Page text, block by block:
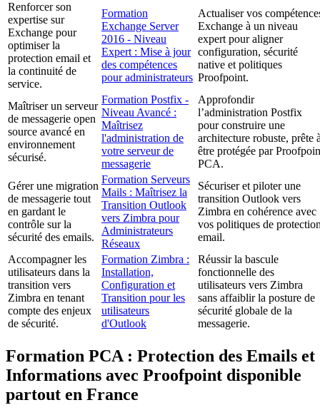
Renforcer son
expertise sur
Exchange pour
optimiser la
protection email et
la continuité de
service.
Formation
Exchange Server
2016 - Niveau
Expert : Mise à jour
des compétences
pour administrateurs
Actualiser vos
Exchange à un niveau
expert pour aligner
configuration, sécurité
native et politiques
Proofpoint.
Maîtriser un serveur
de messagerie open
source avancé en
environnement
sécurisé.
Formation Postfix -
Niveau Avancé :
Maîtrisez
l'administration de
votre serveur de
messagerie
Approfondir
l’administration Postfix
pour construire une
architecture robuste, prête
être protégée par
PCA.
Gérer une migration
de messagerie tout
en gardant le
contrôle sur la
sécurité des emails.
Formation Serveurs
Mails : Maîtrisez la
Transition Outlook
vers Zimbra pour
Administrateurs
Réseaux
Sécuriser et piloter une
transition Outlook vers
Zimbra en cohérence avec
vos politiques de
email.
Accompagner les
utilisateurs dans la
transition vers
Zimbra en tenant
compte des enjeux
de sécurité.
Formation Zimbra :
Installation,
Configuration et
Transition pour les
utilisateurs
d'Outlook
Réussir la bascule
fonctionnelle des
utilisateurs vers Zimbra
sans affaiblir la posture de
sécurité globale de la
messagerie.
Formation PCA : Protection des Emails et
Informations avec Proofpoint disponible
partout en France